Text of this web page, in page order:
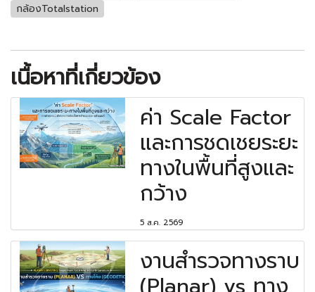
กล้องTotalstation
เนื้อหาที่เกี่ยวข้อง
ค่า Scale Factor
และการชดเชยระยะ
ทางในพื้นที่สูงและ
กว้าง
5 ส.ค. 2569
งานสำรวจทางราบ